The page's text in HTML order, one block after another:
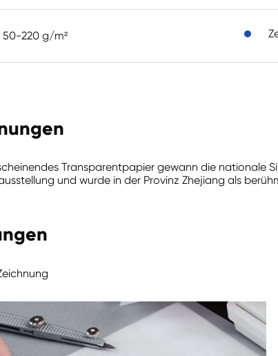
220 g/m²
Transparentpapier gewann die nationale
und wurde in der Provinz Zhejiang als